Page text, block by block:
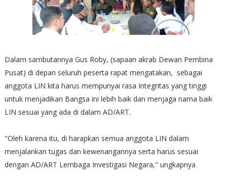
Dalam sambutannya Gus Roby, (sapaan akrab Dewan Pembina
Pusat) di depan seluruh peserta rapat mengatakan, sebagai
anggota LIN kita harus mempunyai rasa Integritas yang tinggi
untuk menjadikan Bangsa ini lebih baik dan menjaga nama baik
LIN sesuai yang ada di dalam AD/ART.
"Oleh karena itu, di harapkan semua anggota LIN dalam
menjalankan tugas dan kewenangannya serta harus sesuai
dengan AD/ART Lembaga Investigasi Negara," ungkapnya